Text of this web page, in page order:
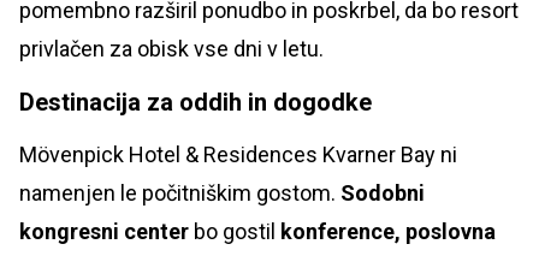
pomembno razširil ponudbo in poskrbel, da bo resort
privlačen za obisk vse dni v letu.
Destinacija za oddih in dogodke
Mövenpick Hotel & Residences Kvarner Bay ni
namenjen le počitniškim gostom. Sodobni
kongresni center bo gostil konference, poslovna